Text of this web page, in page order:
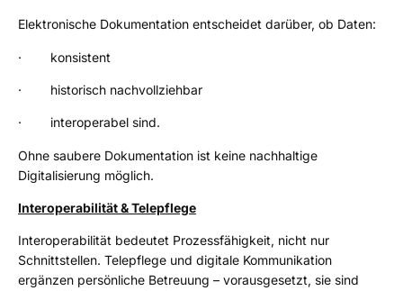
Elektronische Dokumentation entscheidet darüber, ob Daten:
· konsistent
· historisch nachvollziehbar
· interoperabel sind.
Ohne saubere Dokumentation ist keine nachhaltige
Digitalisierung möglich.
Interoperabilität & Telepflege
Interoperabilität bedeutet Prozessfähigkeit, nicht nur
Schnittstellen. Telepflege und digitale Kommunikation
ergänzen persönliche Betreuung – vorausgesetzt, sie sind